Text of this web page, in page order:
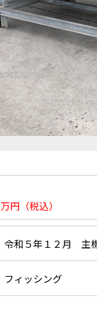
万円（税込）
令和５年１２月 主
フィッシング